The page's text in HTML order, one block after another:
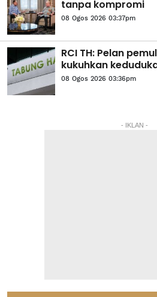
tanpa kompromi
08 Ogos 2026 03:37pm
RCI TH: Pelan
kukuhkan
08 Ogos 2026 03:36pm
- IKLAN -